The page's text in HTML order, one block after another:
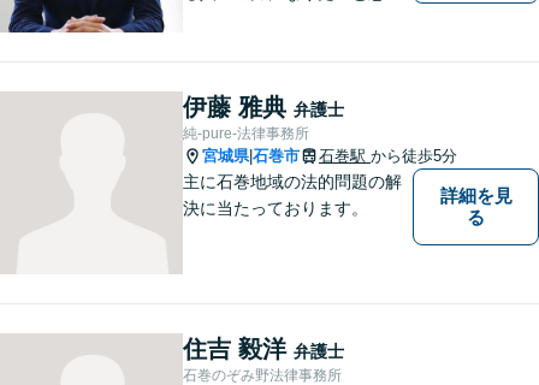
決ができるよう、サポートい
たします。ぜひ一度ご相談く
ださい。
伊藤 雅典 弁護士
純-pure-法律事務所
宮城県|石巻市 石巻駅 から徒歩5分
主に石巻地域の法的問題の解
決に当たっております。
詳細を見
る
住吉 毅洋 弁護士
石巻のぞみ野法律事務所